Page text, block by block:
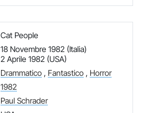
Cat People
18 Novembre 1982 (Italia)
2 Aprile 1982 (USA)
Drammatico, Fantastico, Horror
1982
Paul Schrader